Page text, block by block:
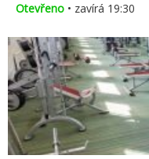
Otevřeno • zavírá 19:30